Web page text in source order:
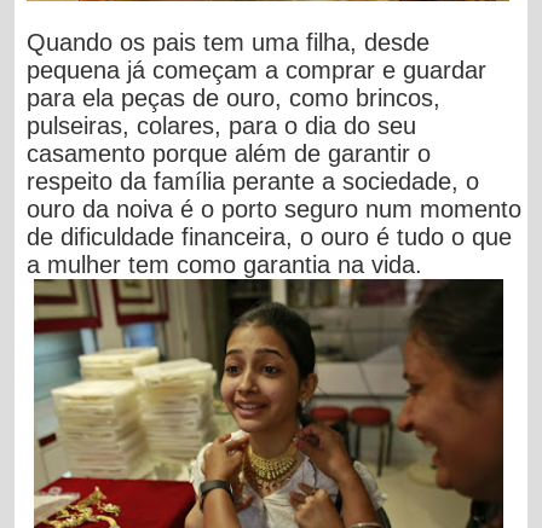
Quando os pais tem uma filha, desde
pequena já começam a comprar e guardar
para ela peças de ouro, como brincos,
pulseiras, colares, para o dia do seu
casamento porque além de garantir o
respeito da família perante a sociedade, o
ouro da noiva é o porto seguro num momento
de dificuldade financeira, o ouro é tudo o que
a mulher tem como garantia na vida.